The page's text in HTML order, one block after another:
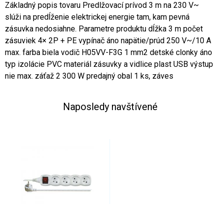
Základný popis tovaru Predlžovací prívod 3 m na 230 V~
slúži na predĺženie elektrickej energie tam, kam pevná
zásuvka nedosiahne. Parametre produktu dĺžka 3 m počet
zásuviek 4× 2P + PE vypínač áno napätie/prúd 250 V~/10 A
max. farba biela vodič H05VV-F3G 1 mm2 detské clonky áno
typ izolácie PVC materiál zásuvky a vidlice plast USB výstup
nie max. záťaž 2 300 W predajný obal 1 ks, záves
Naposledy navštívené